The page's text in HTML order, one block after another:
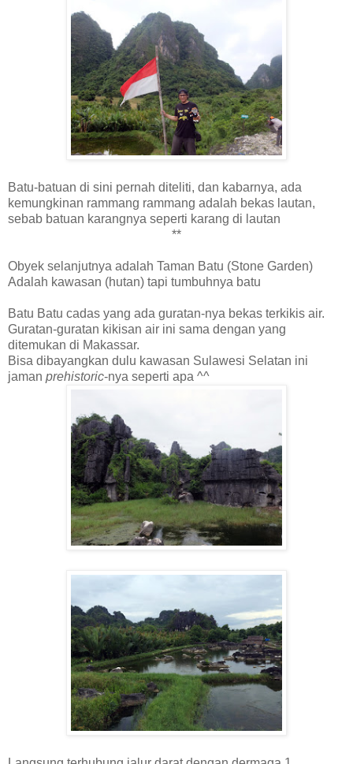
Batu-batuan di sini pernah diteliti, dan kabarnya, ada
kemungkinan rammang rammang adalah bekas lautan,
sebab batuan karangnya seperti karang di lautan
**
Obyek selanjutnya adalah Taman Batu (Stone Garden)
Adalah kawasan (hutan) tapi tumbuhnya batu
Batu Batu cadas yang ada guratan-nya bekas terkikis air.
Guratan-guratan kikisan air ini sama dengan yang
ditemukan di Makassar.
Bisa dibayangkan dulu kawasan Sulawesi Selatan ini
jaman prehistoric-nya seperti apa ^^